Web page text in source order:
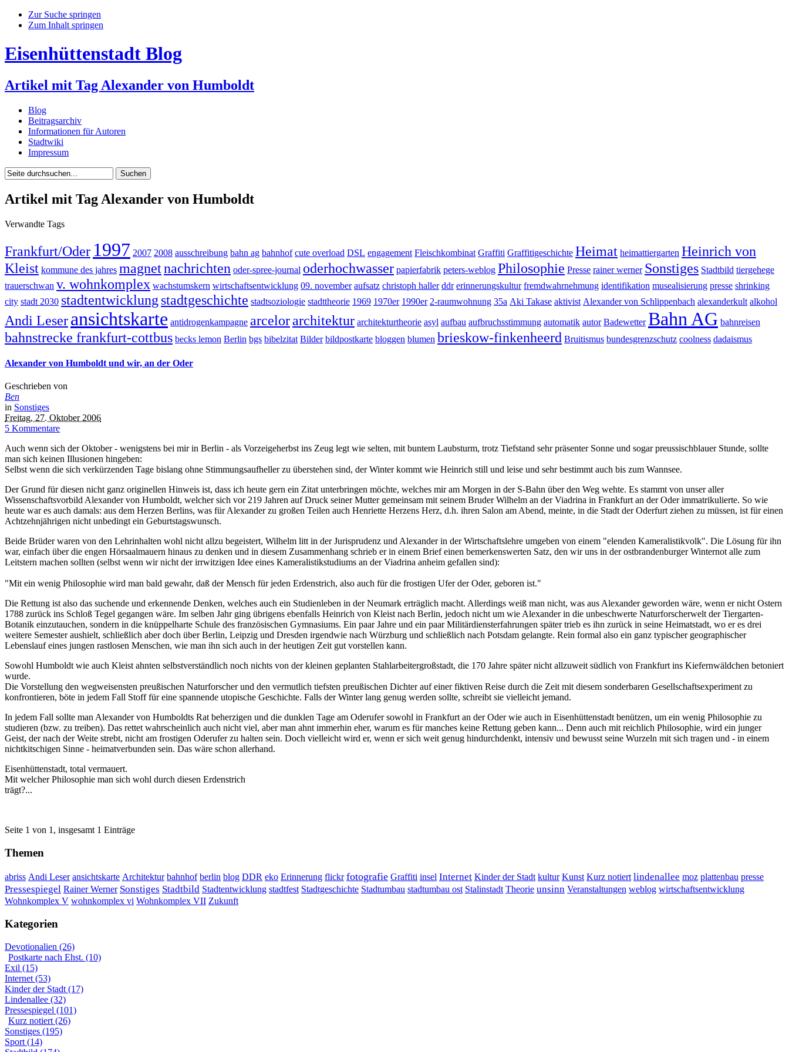
Zur Suche springen
Zum Inhalt springen
Eisenhüttenstadt Blog
Artikel mit Tag Alexander von Humboldt
Blog
Beitragsarchiv
Informationen für Autoren
Stadtwiki
Impressum
Artikel mit Tag Alexander von Humboldt
Verwandte Tags
Frankfurt/Oder 1997 2007 2008 ausschreibung bahn ag bahnhof cute overload DSL engagement Fleischkombinat Graffiti Graffitigeschichte Heimat heimattiergarten Heinrich von
Kleist kommune des jahres magnetnachrichten oder-spree-journal oderhochwasser papierfabrik peters-weblog Philosophie Presse rainer werner Sonstiges Stadtbild tiergehege
trauerschwan v. wohnkomplex wachstumskern wirtschaftsentwicklung 09. november aufsatz christoph haller ddr erinnerungskultur fremdwahrnehmung identifikation musealisierung presse shrinking
city stadt 2030 stadtentwicklung stadtgeschichte stadtsoziologie stadttheorie 1969 1970er 1990er 2-raumwohnung 35a Aki Takase aktivist Alexander von Schlippenbach alexanderkult alkohol
Andi Leseransichtskarte antidrogenkampagne arcelorarchitektur architekturtheorie asyl aufbau aufbruchsstimmung automatik autor Badewetter Bahn AG bahnreisen
bahnstrecke frankfurt-cottbus becks lemon Berlin bgs bibelzitat Bilder bildpostkarte bloggen blumen brieskow-finkenheerd Bruitismus bundesgrenzschutz coolness dadaismus
Alexander von Humboldt und wir, an der Oder
Geschrieben von
Ben
in Sonstiges
Freitag, 27. Oktober 2006
5 Kommentare
Auch wenn sich der Oktober - wenigstens bei mir in Berlin - als Vorzeigeherbst ins Zeug legt wie selten, mit buntem Laubsturm, trotz Tiefstand sehr präsenter Sonne und sogar preussischblauer Stunde, sollte
man sich keinen Illusionen hingeben:
Selbst wenn die sich verkürzenden Tage bislang ohne Stimmungsaufheller zu überstehen sind, der Winter kommt wie Heinrich still und leise und sehr bestimmt auch bis zum Wannsee.
Der Grund für diesen nicht ganz originellen Hinweis ist, dass ich heute gern ein Zitat unterbringen möchte, welches mir am Morgen in der S-Bahn über den Weg wehte. Es stammt von unser aller
Wissenschaftsvorbild Alexander von Humboldt, welcher sich vor 219 Jahren auf Druck seiner Mutter gemeinsam mit seinem Bruder Wilhelm an der Viadrina in Frankfurt an der Oder immatrikulierte. So wie
heute war es auch damals: aus dem Herzen Berlins, was für Alexander zu großen Teilen auch Henriette Herzens Herz, d.h. ihren Salon am Abend, meinte, in die Stadt der Oderfurt ziehen zu müssen, ist für einen
Achtzehnjährigen nicht unbedingt ein Geburtstagswunsch.
Beide Brüder waren von den Lehrinhalten wohl nicht allzu begeistert, Wilhelm litt in der Jurisprudenz und Alexander in der Wirtschaftslehre umgeben von einem "elenden Kameralistikvolk". Die Lösung für ihn
war, einfach über die engen Hörsaalmauern hinaus zu denken und in diesem Zusammenhang schrieb er in einem Brief einen bemerkenswerten Satz, den wir uns in der ostbrandenburger Winternot alle zum
Leitstern machen sollten (selbst wenn wir nicht der irrwitzigen Idee eines Kameralistikstudiums an der Viadrina anheim gefallen sind):
"Mit ein wenig Philosophie wird man bald gewahr, daß der Mensch für jeden Erdenstrich, also auch für die frostigen Ufer der Oder, geboren ist."
Die Rettung ist also das suchende und erkennende Denken, welches auch ein Studienleben in der Neumark erträglich macht. Allerdings weiß man nicht, was aus Alexander geworden wäre, wenn er nicht Ostern
1788 zurück ins Schloß Tegel gegangen wäre. Im selben Jahr ging übrigens ebenfalls Heinrich von Kleist nach Berlin, jedoch nicht um wie Alexander in die unbeschwerte Naturforscherwelt der Tiergarten-
Botanik einzutauchen, sondern in die knüppelharte Schule des französischen Gymnasiums. Ein paar Jahre und ein paar Militärdiensterfahrungen später trieb es ihn zurück in seine Heimatstadt, wo er es drei
weitere Semester aushielt, schließlich aber doch über Berlin, Leipzig und Dresden irgendwie nach Würzburg und schließlich nach Potsdam gelangte. Rein formal also ein ganz typischer geographischer
Lebenslauf eines jungen rastlosen Menschen, wie man ihn sich auch in der heutigen Zeit gut vorstellen kann.
Sowohl Humboldt wie auch Kleist ahnten selbstverständlich noch nichts von der kleinen geplanten Stahlarbeitergroßstadt, die 170 Jahre später nicht allzuweit südlich von Frankfurt ins Kiefernwäldchen betoniert
wurde.
Die Vorstellung den wegweisensten preußischen Naturforscher und den vermutlich tiefsten preußischen Dichter auf einer fiktiven Reise durch die Zeit mit diesem sonderbaren Gesellschaftsexperiment zu
konfrontieren, böte in jedem Fall Stoff für eine spannende utopische Geschichte. Falls der Winter lang genug werden sollte, schreibt sie vielleicht jemand.
In jedem Fall sollte man Alexander von Humboldts Rat beherzigen und die dunklen Tage am Oderufer sowohl in Frankfurt an der Oder wie auch in Eisenhüttenstadt benützen, um ein wenig Philosophie zu
studieren (bzw. zu treiben). Das rettet wahrscheinlich auch nicht viel, aber man ahnt immerhin eher, warum es für manches keine Rettung geben kann... Denn auch mit reichlich Philosophie, wird ein junger
Geist, der nach der Weite strebt, nicht am frostigen Oderufer zu halten sein. Doch vielleicht wird er, wenn er sich weit genug hindurchdenkt, intensiv und bewusst seine Wurzeln mit sich tragen und - in einem
nichtkitschigen Sinne - heimatverbunden sein. Das wäre schon allerhand.
Eisenhüttenstadt, total vermauert.
Mit welcher Philosophie man sich wohl durch diesen Erdenstrich
trägt?...
Seite 1 von 1, insgesamt 1 Einträge
Themen
abriss Andi Leser ansichtskarte Architektur bahnhof berlin blog DDR eko Erinnerung flickr fotografie Graffiti insel Internet Kinder der Stadt kultur Kunst Kurz notiert lindenallee moz plattenbau presse
Pressespiegel Rainer Werner Sonstiges Stadtbild Stadtentwicklung stadtfest Stadtgeschichte Stadtumbau stadtumbau ost Stalinstadt Theorie unsinn Veranstaltungen weblog wirtschaftsentwicklung
Wohnkomplex V wohnkomplex vi Wohnkomplex VII Zukunft
Kategorien
Devotionalien (26)
Postkarte nach Ehst. (10)
Exil (15)
Internet (53)
Kinder der Stadt (17)
Lindenallee (32)
Pressespiegel (101)
Kurz notiert (26)
Sonstiges (195)
Sport (14)